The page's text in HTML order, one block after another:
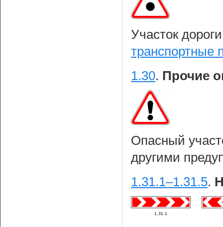
Участок
транспортные
1.30. Прочие
Опасный
другими
1.31.1–1.31.5.